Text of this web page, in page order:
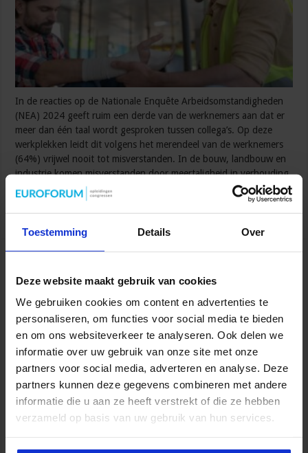
Toestemming Details Over
Deze website maakt gebruik van cookies
We gebruiken cookies om content en advertenties te
personaliseren, om functies voor social media te bieden
en om ons websiteverkeer te analyseren. Ook delen we
informatie over uw gebruik van onze site met onze
partners voor social media, adverteren en analyse. Deze
partners kunnen deze gegevens combineren met andere
informatie die u aan ze heeft verstrekt of die ze hebben
verzameld op basis van uw gebruik van hun services.
In de reacties op de Nationale Enquête Arbeidsomstandigheden
(NEA) 2024 geeft ruim een derde van de werknemers aan dat er
meer dan één taal wordt gesproken tussen collega’s. Op deze
werkplekken leidt dit volgens het merendeel van de werknemers
(64%) vrijwel nooit tot misverstanden. In de bouw, landbouw en
industrie komen misverstanden door meertaligheid in verhouding
vaak voor, blijkt uit …
Lees verder »
sbo 18 oktober 2024 Veiligheid, Veiligheid in de organisatie